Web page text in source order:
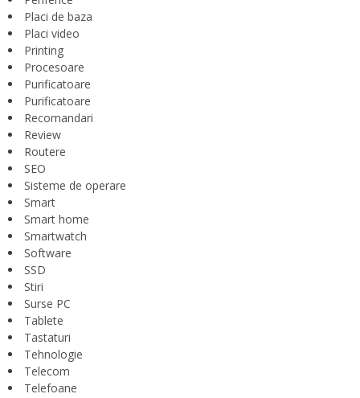
Placi de baza
Placi video
Printing
Procesoare
Purificatoare
Purificatoare
Recomandari
Review
Routere
SEO
Sisteme de operare
Smart
Smart home
Smartwatch
Software
SSD
Stiri
Surse PC
Tablete
Tastaturi
Tehnologie
Telecom
Telefoane